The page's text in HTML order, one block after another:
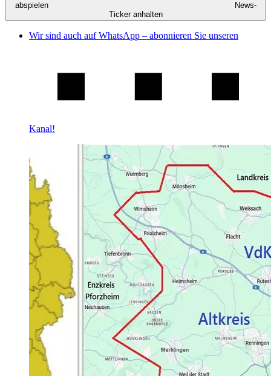
abspielen
News-
Ticker anhalten
Wir sind auch auf WhatsApp – abonnieren Sie unseren
Kanal!